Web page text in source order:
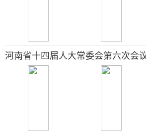
河南省十四届人大常委会第六次会